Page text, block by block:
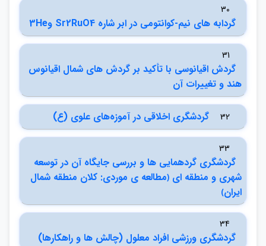
30
گردابه هاي نيم-كوانتومي در ابر شاره Sr2RuO4 و3He
31
گردش اقيانوسي با تأكيد بر گردش هاي شمال اقيانوس
هند و تغييرات آن
32 گردشگري اخلاقي در آموزه‌هاي علوي (ع)
33
گردشگري گردهمايي ها و بررسي جايگاه آن در توسعه
شهري و منطقه اي ﴿مطالعه ي موردي: كلان منطقه شمال
ايران﴾
34
گردشگري ورزشي افراد معلول (چالش ها و راهكارها)